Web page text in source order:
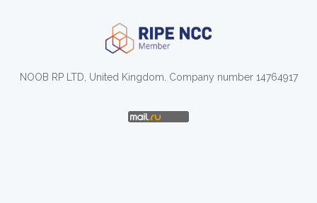
NOOB RP LTD, United Kingdom. Company number 14764917